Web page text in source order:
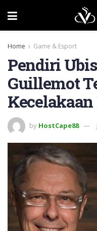
Home Game & Esport
Pendiri
Guillemot
by HostCape88